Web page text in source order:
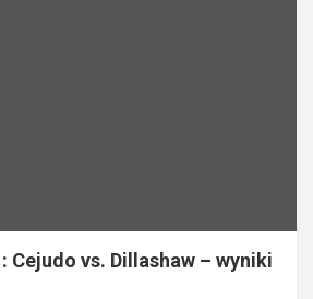
Cejudo vs. Dillashaw – wyniki